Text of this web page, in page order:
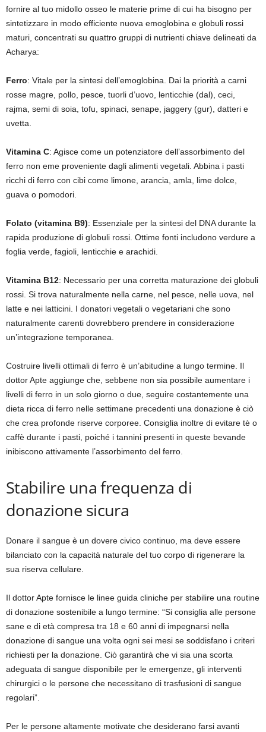
fornire al tuo midollo osseo le materie prime di cui ha bisogno per
sintetizzare in modo efficiente nuova emoglobina e globuli rossi
maturi, concentrati su quattro gruppi di nutrienti chiave delineati da
Acharya:
Ferro: Vitale per la sintesi dell’emoglobina. Dai la priorità a carni
rosse magre, pollo, pesce, tuorli d’uovo, lenticchie (dal), ceci,
rajma, semi di soia, tofu, spinaci, senape, jaggery (gur), datteri e
uvetta.
Vitamina C: Agisce come un potenziatore dell’assorbimento del
ferro non eme proveniente dagli alimenti vegetali. Abbina i pasti
ricchi di ferro con cibi come limone, arancia, amla, lime dolce,
guava o pomodori.
Folato (vitamina B9): Essenziale per la sintesi del DNA durante la
rapida produzione di globuli rossi. Ottime fonti includono verdure a
foglia verde, fagioli, lenticchie e arachidi.
Vitamina B12: Necessario per una corretta maturazione dei globuli
rossi. Si trova naturalmente nella carne, nel pesce, nelle uova, nel
latte e nei latticini. I donatori vegetali o vegetariani che sono
naturalmente carenti dovrebbero prendere in considerazione
un’integrazione temporanea.
Costruire livelli ottimali di ferro è un’abitudine a lungo termine. Il
dottor Apte aggiunge che, sebbene non sia possibile aumentare i
livelli di ferro in un solo giorno o due, seguire costantemente una
dieta ricca di ferro nelle settimane precedenti una donazione è ciò
che crea profonde riserve corporee. Consiglia inoltre di evitare tè o
caffè durante i pasti, poiché i tannini presenti in queste bevande
inibiscono attivamente l’assorbimento del ferro.
Stabilire una frequenza di
donazione sicura
Donare il sangue è un dovere civico continuo, ma deve essere
bilanciato con la capacità naturale del tuo corpo di rigenerare la
sua riserva cellulare.
Il dottor Apte fornisce le linee guida cliniche per stabilire una routine
di donazione sostenibile a lungo termine: “Si consiglia alle persone
sane e di età compresa tra 18 e 60 anni di impegnarsi nella
donazione di sangue una volta ogni sei mesi se soddisfano i criteri
richiesti per la donazione. Ciò garantirà che vi sia una scorta
adeguata di sangue disponibile per le emergenze, gli interventi
chirurgici o le persone che necessitano di trasfusioni di sangue
regolari”.
Per le persone altamente motivate che desiderano farsi avanti